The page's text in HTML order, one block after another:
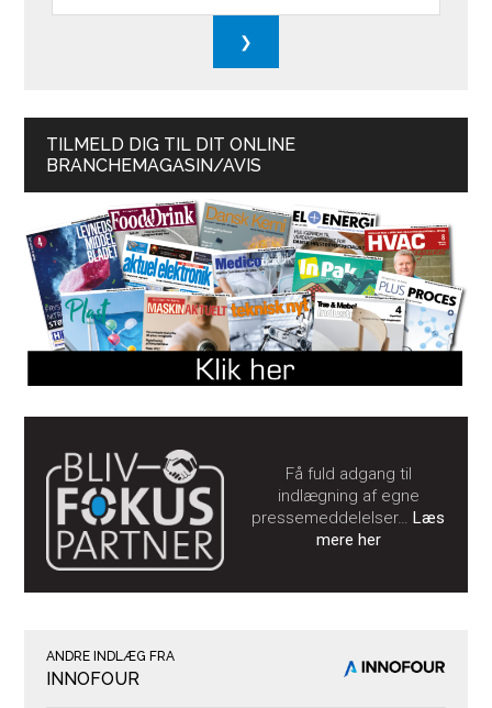
TILMELD DIG TIL DIT ONLINE
BRANCHEMAGASIN/AVIS
Få fuld adgang til
indlægning af egne
pressemeddelelser…Læs
mere her
ANDRE INDLÆG FRA
INNOFOUR